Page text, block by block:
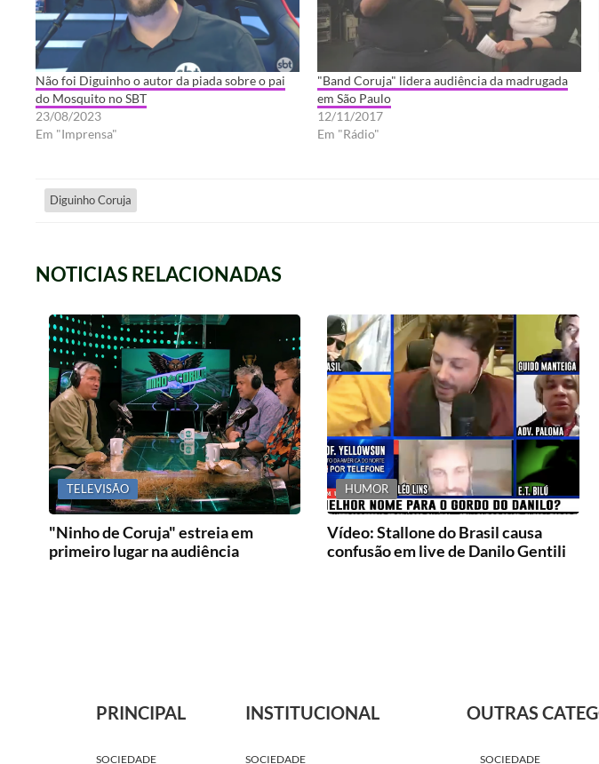
Não foi Diguinho o autor da piada sobre o pai
do Mosquito no SBT
23/08/2023
Em "Imprensa"
"Band Coruja" lidera audiência da madrugada
em São Paulo
12/11/2017
Em "Rádio"
Diguinho Coruja
NOTICIAS RELACIONADAS
TELEVISÃO
"Ninho de Coruja" estreia em
primeiro lugar na audiência
HUMOR
Vídeo: Stallone do Brasil causa
confusão em live de Danilo Gentili
PRINCIPAL
SOCIEDADE
INSTITUCIONAL
SOCIEDADE
OUTRAS
SOCIEDADE